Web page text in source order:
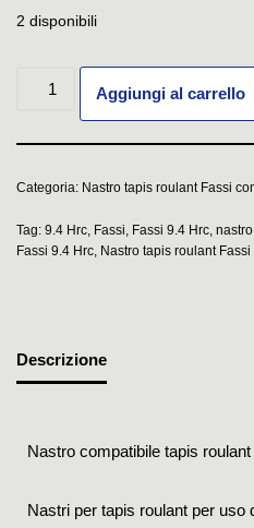
2 disponibili
Aggiungi al carrello
Categoria: Nastro tapis roulant Fassi
Tag: 9.4 Hrc, Fassi, Fassi 9.4 Hrc,
Fassi 9.4 Hrc, Nastro tapis roulant Fassi
Descrizione
Nastro compatibile tapis roulant
Nastri per tapis roulant per uso